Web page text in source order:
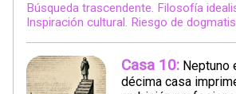
Búsqueda trascendente. Filosofía
Inspiración cultural. Riesgo de
Casa 10: Neptuno
décima casa